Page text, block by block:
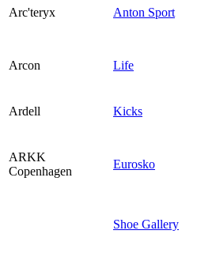
Arc'teryx Anton Sport
Arcon Life
Ardell Kicks
ARKK
Copenhagen
Eurosko
Shoe Gallery